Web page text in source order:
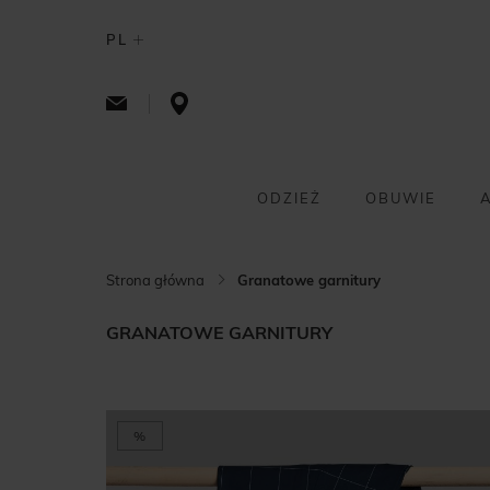
PL
ODZIEŻ OBUWIE
Strona główna Granatowe garnitury
GRANATOWE GARNITURY
%